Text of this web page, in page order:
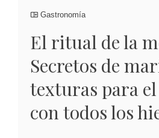
Gastronomía
El ritual de la
Secretos de
texturas para
con todos los